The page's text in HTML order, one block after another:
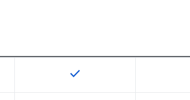
ist für die Artikelnummer verfügbar
Diese Funktion ist für die
check